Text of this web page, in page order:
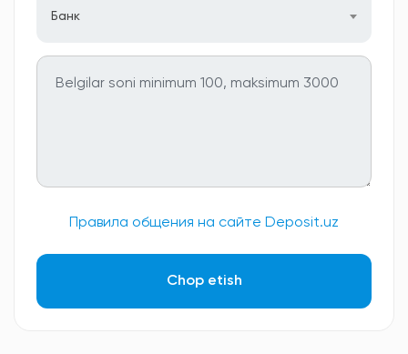
Банк
Правила общения на сайте Deposit.uz
Chop etish